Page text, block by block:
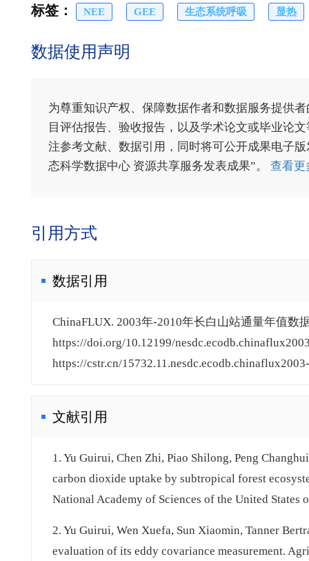
标签 ： NEE GEE 生态系统呼吸 显热
数据使用声明
为尊重知识产权、保障数据作者和数据服务提供
目评估报告、验收报告，以及学术论文或毕业论
注参考文献、数据引用，同时将可公开成果电子
态科学数据中心 资源共享服务发表成果”。 查看
引用方式
数据引用
ChinaFLUX. 2003年-2010年长白山站通量年值数
https://doi.org/10.12199/
https://cstr.cn/
文献引用
1. Yu Guirui, Chen Zhi, Piao Shilong, Peng
carbon dioxide uptake by subtropical forest
National Academy of Sciences of the United States
2. Yu Guirui, Wen Xuefa, Sun Xiaomin, Tanner
evaluation of its eddy covariance measurement.